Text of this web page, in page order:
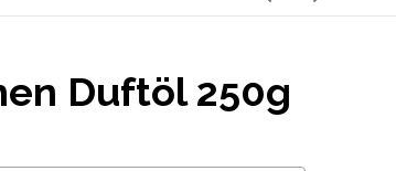
Duftöl 250g